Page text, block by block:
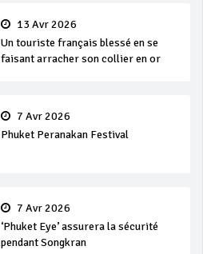
13 Avr 2026
Un touriste français blessé en se
faisant arracher son collier en or
7 Avr 2026
Phuket Peranakan Festival
7 Avr 2026
‘Phuket Eye’ assurera la sécurité
pendant Songkran